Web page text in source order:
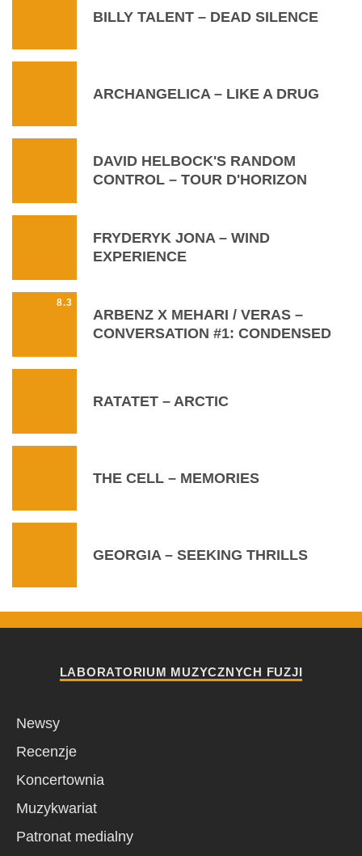
BILLY TALENT – DEAD SILENCE
ARCHANGELICA – LIKE A DRUG
DAVID HELBOCK'S RANDOM
CONTROL – TOUR D'HORIZON
FRYDERYK JONA – WIND
EXPERIENCE
8.3
ARBENZ X MEHARI / VERAS –
CONVERSATION #1: CONDENSED
RATATET – ARCTIC
THE CELL – MEMORIES
GEORGIA – SEEKING THRILLS
LABORATORIUM MUZYCZNYCH FUZJI
Newsy
Recenzje
Koncertownia
Muzykwariat
Patronat medialny